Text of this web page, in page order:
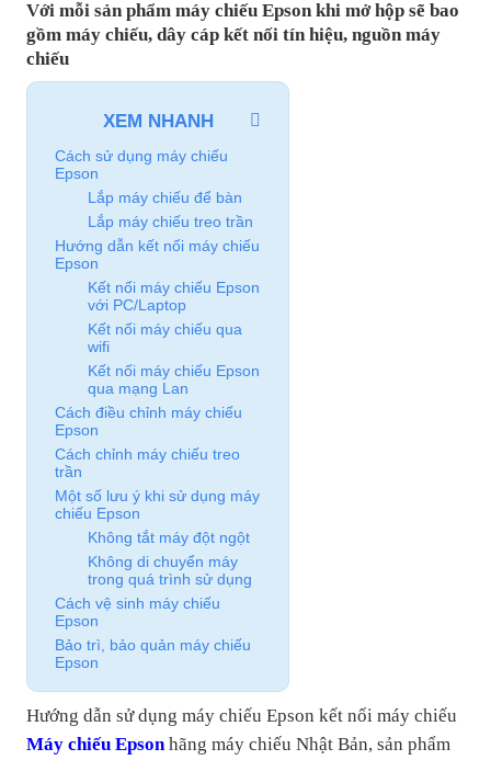
Với mỗi sản phẩm máy chiếu Epson khi mở hộp sẽ bao
gồm máy chiếu, dây cáp kết nối tín hiệu, nguồn máy
chiếu
XEM NHANH
Cách sử dụng máy chiếu
Epson
Lắp máy chiếu để bàn
Lắp máy chiếu treo trần
Hướng dẫn kết nối máy chiếu
Epson
Kết nối máy chiếu Epson
với PC/Laptop
Kết nối máy chiếu qua
wifi
Kết nối máy chiếu Epson
qua mạng Lan
Cách điều chỉnh máy chiếu
Epson
Cách chỉnh máy chiếu treo
trần
Một số lưu ý khi sử dụng máy
chiếu Epson
Không tắt máy đột ngột
Không di chuyển máy
trong quá trình sử dụng
Cách vệ sinh máy chiếu
Epson
Bảo trì, bảo quản máy chiếu
Epson
Hướng dẫn sử dụng máy chiếu Epson kết nối máy chiếu
Máy chiếu Epson hãng máy chiếu Nhật Bản, sản phẩm